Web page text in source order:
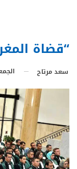
“قضاة
سعد مرتاح الجمعة 8 مارس